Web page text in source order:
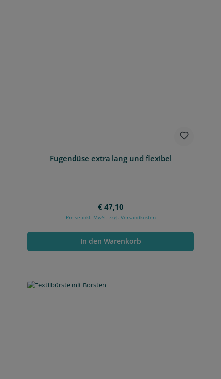
Fugendüse extra lang und flexibel
Regulärer Preis:
€ 47,10
Preise inkl. MwSt. zzgl. Versandkosten
In den Warenkorb